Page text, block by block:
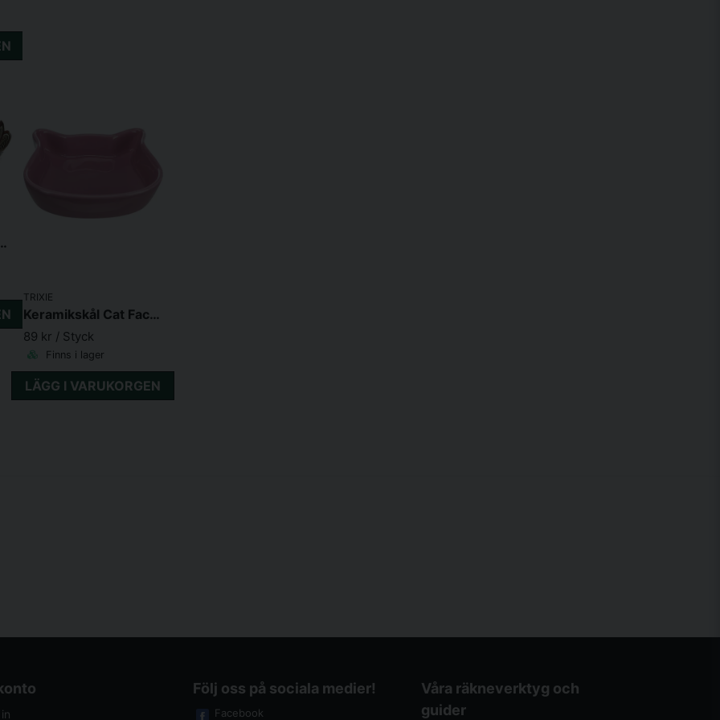
microchipljud 10 cm
TRIXIE
Keramikskål Cat Face 0.25 l/12 cm
89 kr / Styck
Finns i lager
LÄGG I VARUKORGEN
Följ oss på sociala medier!
Facebook
Våra räkneverktyg och
guider